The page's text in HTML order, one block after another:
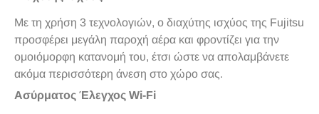
Με τη χρήση 3 τεχνολογιών, ο διαχύτης ισχύος της Fujitsu
προσφέρει μεγάλη παροχή αέρα και φροντίζει για την
ομοιόμορφη κατανομή του, έτσι ώστε να απολαμβάνετε
ακόμα περισσότερη άνεση στο χώρο σας.
Ασύρματος Έλεγχος Wi-Fi